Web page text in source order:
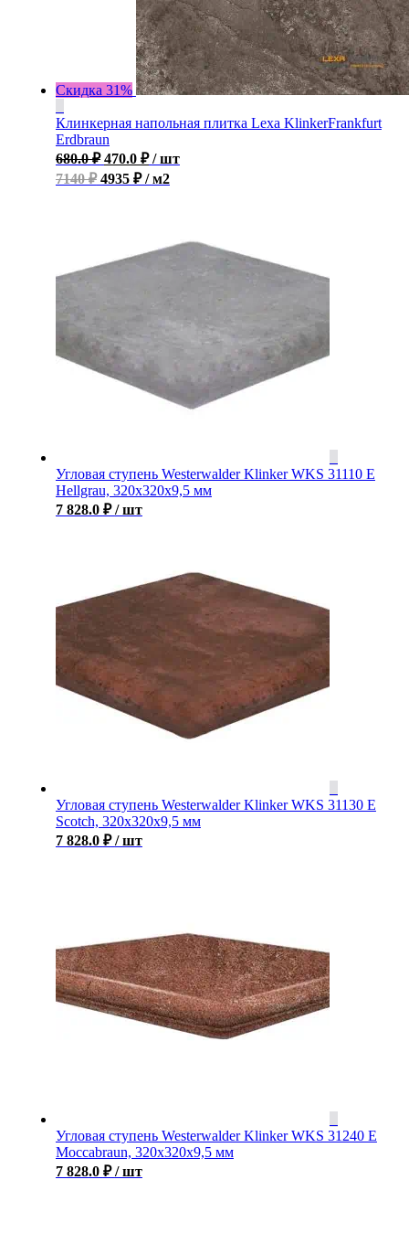
Скидка 31%
Клинкерная напольная плитка Lexa KlinkerFrankfurt
Erdbraun
680.0₽ 470.0 ₽ / шт
7140 ₽4935 ₽ / м2
Угловая ступень Westerwalder Klinker WKS 31110 E
Hellgrau, 320x320x9,5 мм
7 828.0 ₽ / шт
Угловая ступень Westerwalder Klinker WKS 31130 E
Scotch, 320x320x9,5 мм
7 828.0 ₽ / шт
Угловая ступень Westerwalder Klinker WKS 31240 E
Moccabraun, 320x320x9,5 мм
7 828.0 ₽ / шт